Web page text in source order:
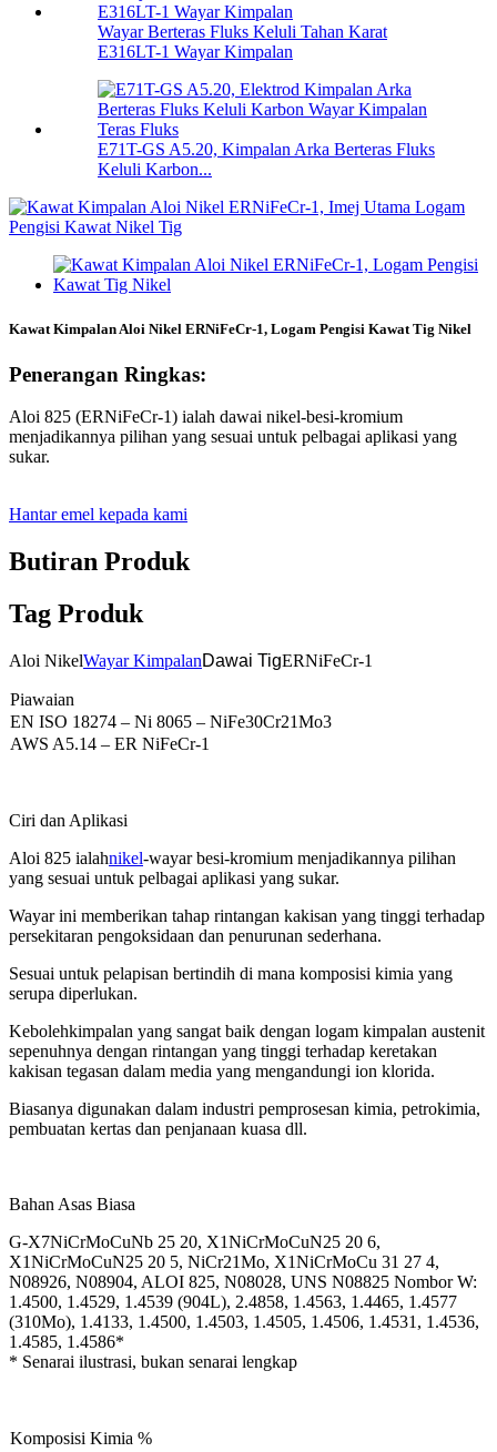
Wayar Berteras Fluks Keluli Tahan Karat
E316LT-1 Wayar Kimpalan
E71T-GS A5.20, Kimpalan Arka Berteras Fluks
Keluli Karbon...
Kawat Kimpalan Aloi Nikel ERNiFeCr-1, Logam Pengisi Kawat Tig Nikel
Penerangan Ringkas:
Aloi 825 (ERNiFeCr-1) ialah dawai nikel-besi-kromium
menjadikannya pilihan yang sesuai untuk pelbagai aplikasi yang
sukar.
Hantar emel kepada kami
Butiran Produk
Tag Produk
Aloi NikelWayar KimpalanDawai TigERNiFeCr-1
Piawaian
EN ISO 18274 – Ni 8065 – NiFe30Cr21Mo3
AWS A5.14 – ER NiFeCr-1
Ciri dan Aplikasi
Aloi 825 ialahnikel-wayar besi-kromium menjadikannya pilihan
yang sesuai untuk pelbagai aplikasi yang sukar.
Wayar ini memberikan tahap rintangan kakisan yang tinggi terhadap
persekitaran pengoksidaan dan penurunan sederhana.
Sesuai untuk pelapisan bertindih di mana komposisi kimia yang
serupa diperlukan.
Kebolehkimpalan yang sangat baik dengan logam kimpalan austenit
sepenuhnya dengan rintangan yang tinggi terhadap keretakan
kakisan tegasan dalam media yang mengandungi ion klorida.
Biasanya digunakan dalam industri pemprosesan kimia, petrokimia,
pembuatan kertas dan penjanaan kuasa dll.
Bahan Asas Biasa
G-X7NiCrMoCuNb 25 20, X1NiCrMoCuN25 20 6,
X1NiCrMoCuN25 20 5, NiCr21Mo, X1NiCrMoCu 31 27 4,
N08926, N08904, ALOI 825, N08028, UNS N08825 Nombor W:
1.4500, 1.4529, 1.4539 (904L), 2.4858, 1.4563, 1.4465, 1.4577
(310Mo), 1.4133, 1.4500, 1.4503, 1.4505, 1.4506, 1.4531, 1.4536,
1.4585, 1.4586*
* Senarai ilustrasi, bukan senarai lengkap
Komposisi Kimia %